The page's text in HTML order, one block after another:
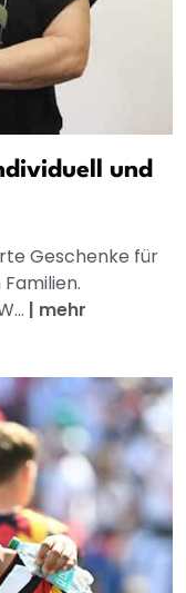
und
Geschenke für
| mehr